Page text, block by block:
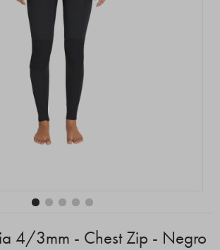
4/3mm - Chest Zip - Negro